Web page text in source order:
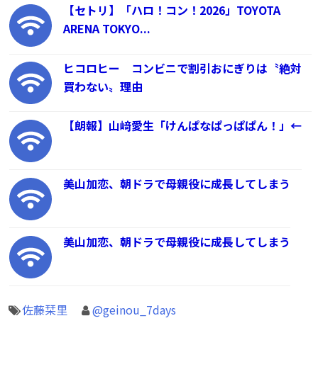
【セトリ】「ハロ！コン！2026」TOYOTA
ARENA TOKYO...
ヒコロヒー コンビニで割引おにぎりは〝絶対
買わない〟理由
【朗報】山﨑愛生「けんぱなぱっぱぱん！」←
美山加恋、朝ドラで母親役に成長してしまう
美山加恋、朝ドラで母親役に成長してしまう
佐藤栞里 @geinou_7days